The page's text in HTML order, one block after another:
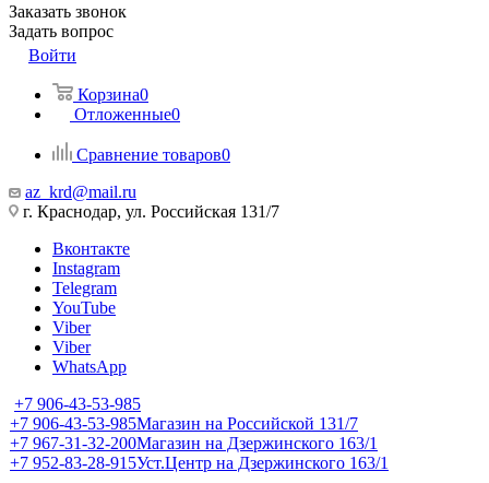
Заказать звонок
Задать вопрос
Войти
Корзина0
Отложенные0
Сравнение товаров0
az_krd@mail.ru
г. Краснодар, ул. Российская 131/7
Вконтакте
Instagram
Telegram
YouTube
Viber
Viber
WhatsApp
+7 906-43-53-985
+7 906-43-53-985Магазин на Российской 131/7
+7 967-31-32-200Магазин на Дзержинского 163/1
+7 952-83-28-915Уст.Центр на Дзержинского 163/1